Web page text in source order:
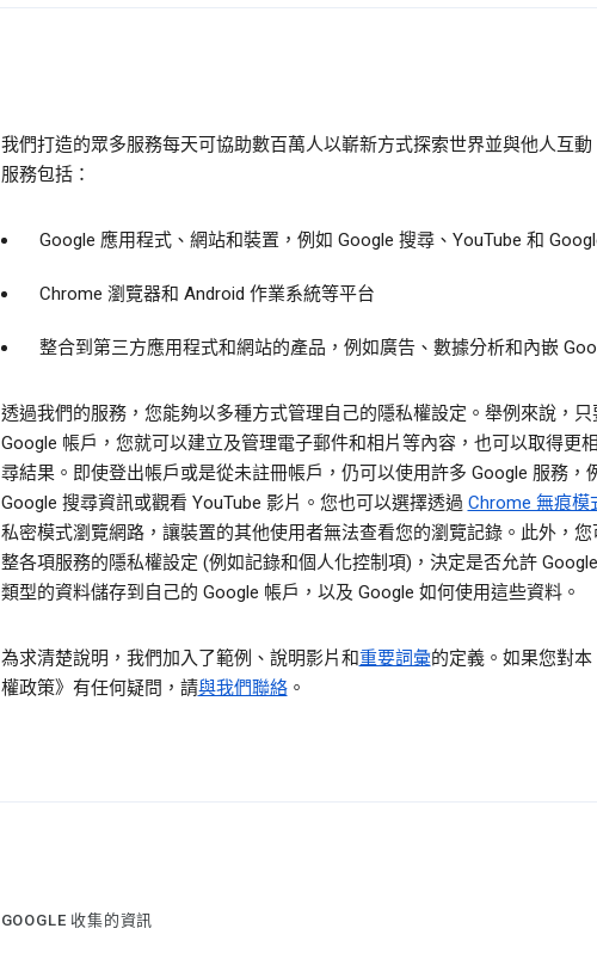
我們打造的眾多服務每天可協助數百萬人以嶄新方式探索世界並與他人互動
服務包括：
Google 應用程式、網站和裝置，例如 Google 搜尋、YouTube 和
Chrome 瀏覽器和 Android 作業系統等平台
整合到第三方應用程式和網站的產品，例如廣告、數據分析和內嵌
透過我們的服務，您能夠以多種方式管理自己的隱私權設定。舉例來說，只
Google 帳戶，您就可以建立及管理電子郵件和相片等內容，也可以取得更
尋結果。即使登出帳戶或是從未註冊帳戶，仍可以使用許多 Google 服務，
Google 搜尋資訊或觀看 YouTube 影片。您也可以選擇透過 Chrome 無痕模
私密模式瀏覽網路，讓裝置的其他使用者無法查看您的瀏覽記錄。此外，您
整各項服務的隱私權設定 (例如記錄和個人化控制項)，決定是否允許
類型的資料儲存到自己的 Google 帳戶，以及 Google 如何使用這些資料。
為求清楚說明，我們加入了範例、說明影片和重要詞彙的定義。如果您對本
權政策》有任何疑問，請與我們聯絡。
GOOGLE 收集的資訊